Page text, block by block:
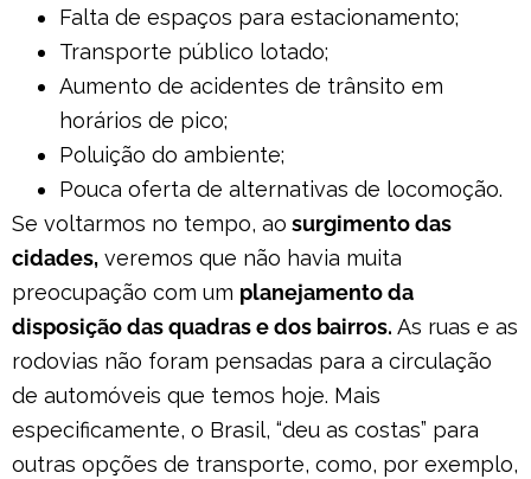
Falta de espaços para estacionamento;
Transporte público lotado;
Aumento de acidentes de trânsito em
horários de pico;
Poluição do ambiente;
Pouca oferta de alternativas de locomoção.
Se voltarmos no tempo, ao surgimento das
cidades, veremos que não havia muita
preocupação com um planejamento da
disposição das quadras e dos bairros. As ruas e as
rodovias não foram pensadas para a circulação
de automóveis que temos hoje. Mais
especificamente, o Brasil, “deu as costas” para
outras opções de transporte, como, por exemplo,